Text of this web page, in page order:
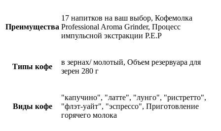
Преимущества
17 напитков на ваш выбор, Кофемолка
Professional Aroma Grinder, Процесс
импульсной экстракции P.E.P
Типы кофе
в зернах/ молотый, Объем резервуара для
зерен 280 г
Виды кофе
"капучино", "латте", "лунго", "ристретто",
"флэт-уайт", "эспрессо", Приготовление
горячего молока